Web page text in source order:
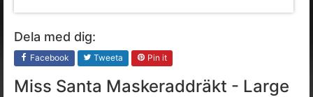
Dela med dig:
Facebook Tweeta Pin it
Miss Santa Maskeraddräkt - Large